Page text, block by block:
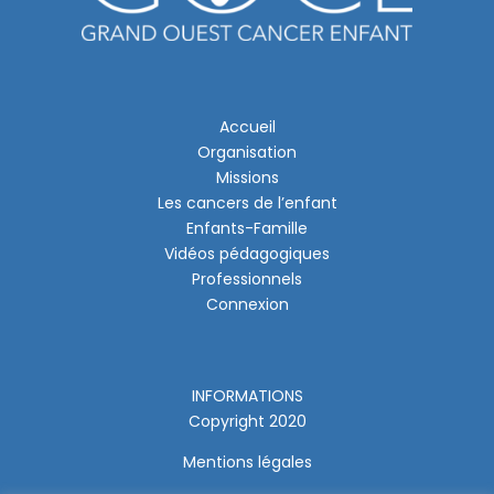
Accueil
Organisation
Missions
Les cancers de l’enfant
Enfants-Famille
Vidéos pédagogiques
Professionnels
Connexion
INFORMATIONS
Copyright 2020
Mentions légales